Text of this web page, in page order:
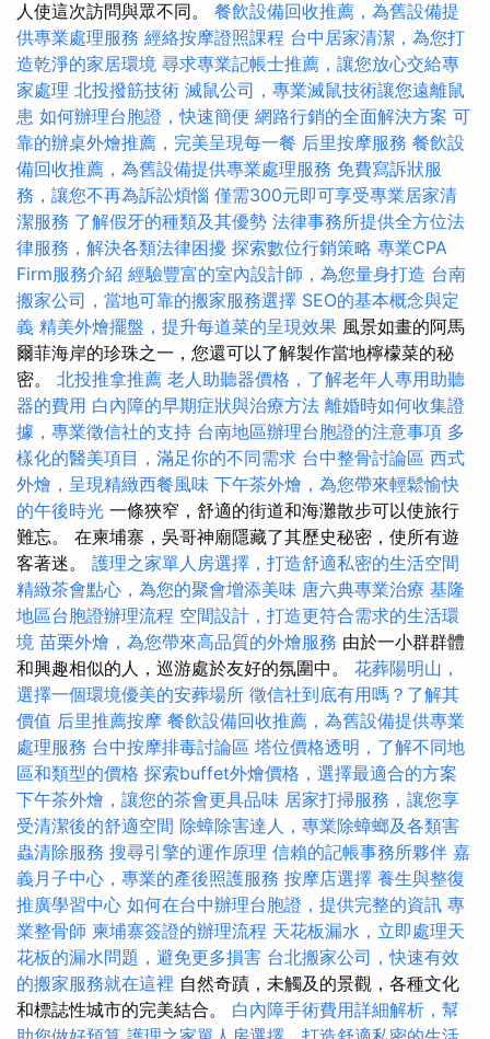
人使這次訪問與眾不同。 餐飲設備回收推薦，為舊設備提
供專業處理服務 經絡按摩證照課程 台中居家清潔，為您打
造乾淨的家居環境 尋求專業記帳士推薦，讓您放心交給專
家處理 北投撥筋技術 滅鼠公司，專業滅鼠技術讓您遠離鼠
患 如何辦理台胞證，快速簡便 網路行銷的全面解決方案 可
靠的辦桌外燴推薦，完美呈現每一餐 后里按摩服務 餐飲設
備回收推薦，為舊設備提供專業處理服務 免費寫訴狀服
務，讓您不再為訴訟煩惱 僅需300元即可享受專業居家清
潔服務 了解假牙的種類及其優勢 法律事務所提供全方位法
律服務，解決各類法律困擾 探索數位行銷策略 專業CPA
Firm服務介紹 經驗豐富的室內設計師，為您量身打造 台南
搬家公司，當地可靠的搬家服務選擇 SEO的基本概念與定
義 精美外燴擺盤，提升每道菜的呈現效果 風景如畫的阿馬
爾菲海岸的珍珠之一，您還可以了解製作當地檸檬菜的秘
密。 北投推拿推薦 老人助聽器價格，了解老年人專用助聽
器的費用 白內障的早期症狀與治療方法 離婚時如何收集證
據，專業徵信社的支持 台南地區辦理台胞證的注意事項 多
樣化的醫美項目，滿足你的不同需求 台中整骨討論區 西式
外燴，呈現精緻西餐風味 下午茶外燴，為您帶來輕鬆愉快
的午後時光 一條狹窄，舒適的街道和海灘散步可以使旅行
難忘。 在柬埔寨，吳哥神廟隱藏了其歷史秘密，使所有遊
客著迷。 護理之家單人房選擇，打造舒適私密的生活空間
精緻茶會點心，為您的聚會增添美味 唐六典專業治療 基隆
地區台胞證辦理流程 空間設計，打造更符合需求的生活環
境 苗栗外燴，為您帶來高品質的外燴服務 由於一小群群體
和興趣相似的人，巡游處於友好的氛圍中。 花葬陽明山，
選擇一個環境優美的安葬場所 徵信社到底有用嗎？了解其
價值 后里推薦按摩 餐飲設備回收推薦，為舊設備提供專業
處理服務 台中按摩排毒討論區 塔位價格透明，了解不同地
區和類型的價格 探索buffet外燴價格，選擇最適合的方案
下午茶外燴，讓您的茶會更具品味 居家打掃服務，讓您享
受清潔後的舒適空間 除蟑除害達人，專業除蟑螂及各類害
蟲清除服務 搜尋引擎的運作原理 信賴的記帳事務所夥伴 嘉
義月子中心，專業的產後照護服務 按摩店選擇 養生與整復
推廣學習中心 如何在台中辦理台胞證，提供完整的資訊 專
業整骨師 柬埔寨簽證的辦理流程 天花板漏水，立即處理天
花板的漏水問題，避免更多損害 台北搬家公司，快速有效
的搬家服務就在這裡 自然奇蹟，未觸及的景觀，各種文化
和標誌性城市的完美結合。 白內障手術費用詳細解析，幫